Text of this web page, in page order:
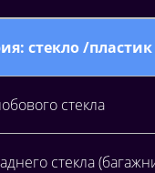
стекло /
стекла
стекла